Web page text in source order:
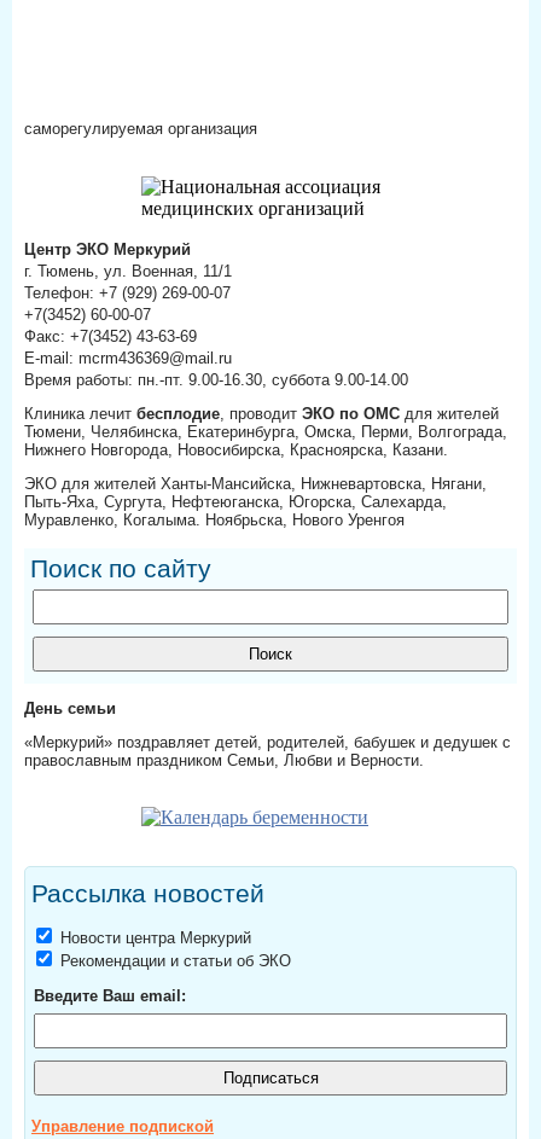
саморегулируемая организация
Центр ЭКО Меркурий
г. Тюмень, ул. Военная, 11/1
Телефон: +7 (929) 269-00-07
+7(3452) 60-00-07
Факс: +7(3452) 43-63-69
E-mail: mcrm436369@mail.ru
Время работы: пн.-пт. 9.00-16.30, суббота 9.00-14.00
Клиника лечит бесплодие, проводит ЭКО по ОМС для жителей
Тюмени, Челябинска, Екатеринбурга, Омска, Перми, Волгограда,
Нижнего Новгорода, Новосибирска, Красноярска, Казани.
ЭКО для жителей Ханты-Мансийска, Нижневартовска, Нягани,
Пыть-Яха, Сургута, Нефтеюганска, Югорска, Салехарда,
Муравленко, Когалыма. Ноябрьска, Нового Уренгоя
Поиск по сайту
День семьи
«Меркурий» поздравляет детей, родителей, бабушек и дедушек с
православным праздником Семьи, Любви и Верности.
Рассылка новостей
Новости центра Меркурий
Рекомендации и статьи об ЭКО
Введите Ваш email:
Управление подпиской